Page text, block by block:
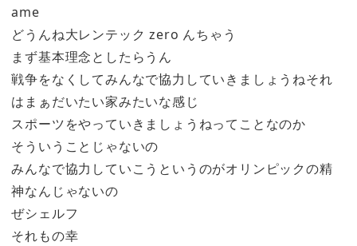
ame
どうんね大レンテック zero んちゃう
まず基本理念としたらうん
戦争をなくしてみんなで協力していきましょうねそれ
はまぁだいたい家みたいな感じ
スポーツをやっていきましょうねってことなのか
そういうことじゃないの
みんなで協力していこうというのがオリンピックの精
神なんじゃないの
ぜシェルフ
それもの幸